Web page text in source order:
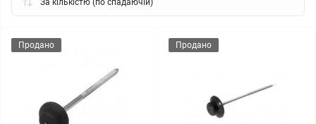
Продано Продано